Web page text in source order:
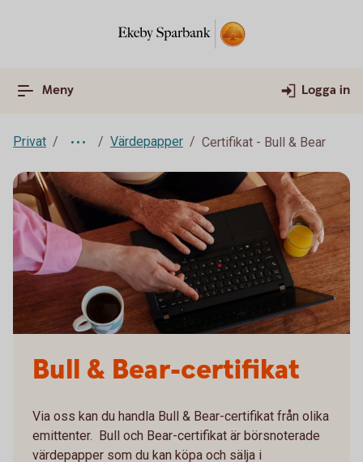
Meny Logga in
Privat Värdepapper Certifikat - Bull & Bear
Bull & Bear-certifikat
Via oss kan du handla Bull & Bear-certifikat från olika
emittenter. Bull och Bear-certifikat är börsnoterade
värdepapper som du kan köpa och sälja i